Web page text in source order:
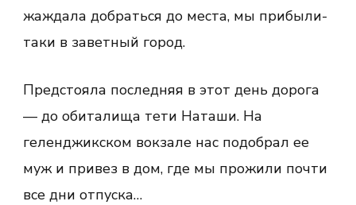
жаждала добраться до места, мы прибыли-
таки в заветный город.
Предстояла последняя в этот день дорога
— до обиталища тети Наташи. На
геленджикском вокзале нас подобрал ее
муж и привез в дом, где мы прожили почти
все дни отпуска…